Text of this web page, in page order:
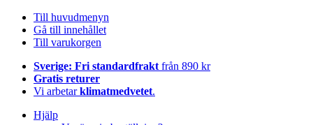
Till huvudmenyn
Gå till innehållet
Till varukorgen
Sverige: Fri standardfrakt från 890 kr
Gratis returer
Vi arbetarklimatmedvetet.
Hjälp